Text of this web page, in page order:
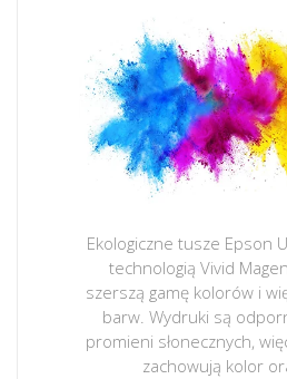
Ekologiczne tusze Epson
technologią Vivid
szerszą gamę kolorów i
barw. Wydruki są
promieni słonecznych,
zachowują kolor